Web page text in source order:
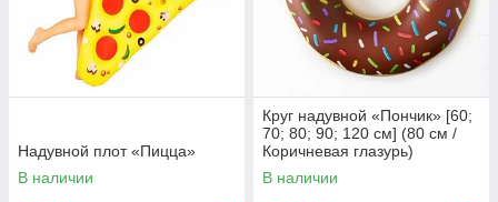
Надувной плот «Пицца»
В наличии
Круг надувной «Пончик» [60;
70; 80; 90; 120 см] (80 см /
Коричневая глазурь)
В наличии